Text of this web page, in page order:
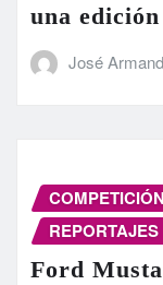
una
José
COMPETICIÓN
REPORTAJES
Ford